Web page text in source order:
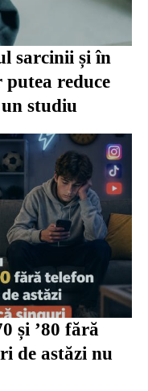
sarcinii și în
reduce
studiu
și ’80 fără
de astăzi nu